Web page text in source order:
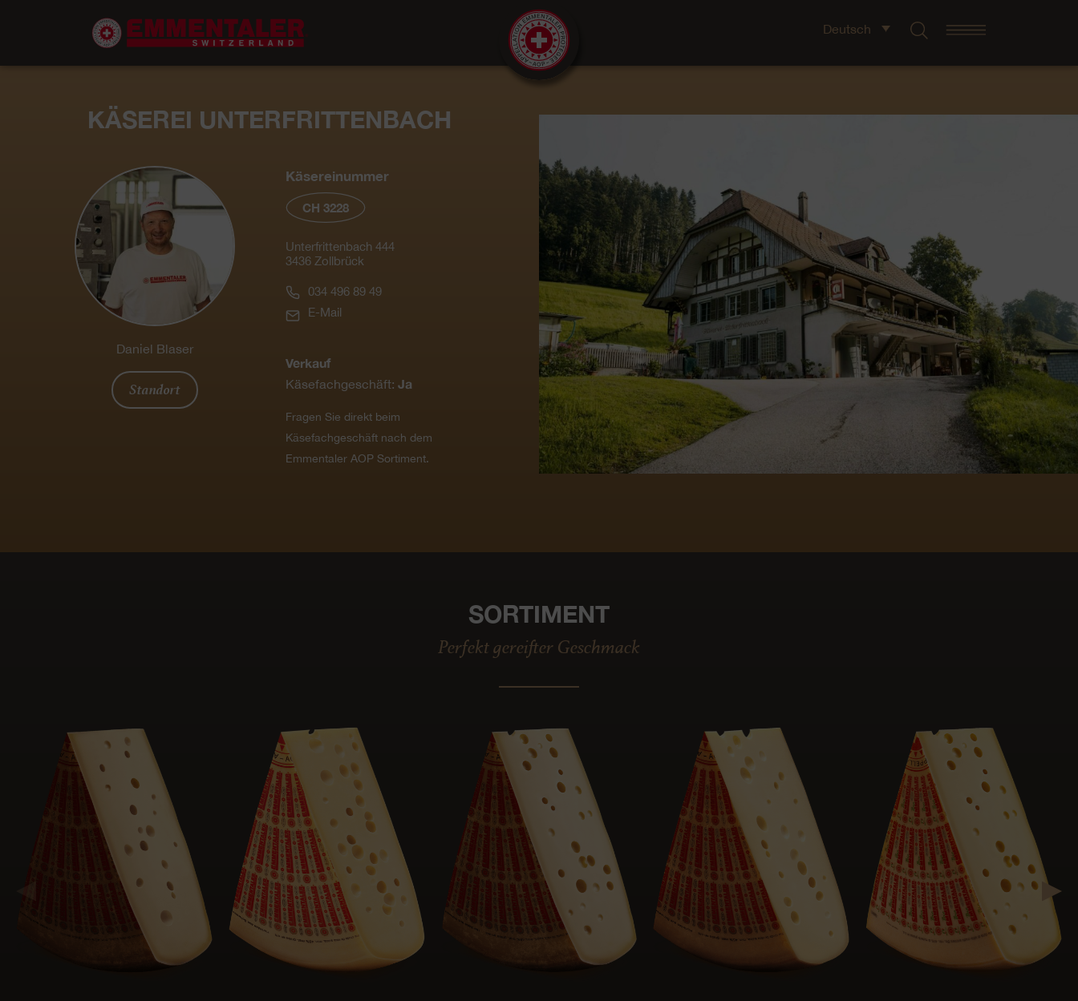
Deutsch
KÄSEREI UNTERFRITTENBACH
Daniel Blaser
Standort
Käsereinummer
CH 3228
Unterfrittenbach 444
3436 Zollbrück
034 496 89 49
E-Mail
Verkauf
Käsefachgeschäft: Ja
Fragen Sie direkt beim
Käsefachgeschäft nach dem
Emmentaler AOP Sortiment.
SORTIMENT
Perfekt gereifter Geschmack